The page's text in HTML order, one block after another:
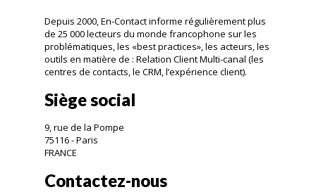
Depuis 2000, En-Contact informe régulièrement plus
de 25 000 lecteurs du monde francophone sur les
problématiques, les «best practices», les acteurs, les
outils en matière de : Relation Client Multi-canal (les
centres de contacts, le CRM, l’expérience client).
Siège social
9, rue de la Pompe
75116 - Paris
FRANCE
Contactez-nous